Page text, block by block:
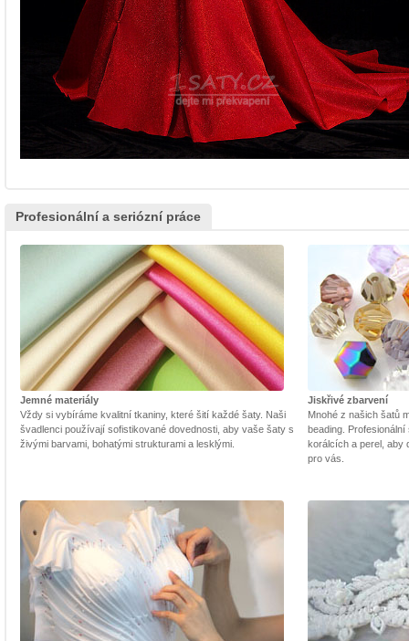
Profesionální a seriózní práce
Jemné materiály
Vždy si vybíráme kvalitní tkaniny, které šití každé šaty. Naši
švadlenci používají sofistikované dovednosti, aby vaše šaty s
živými barvami, bohatými strukturami a lesklými.
Jiskřivé zbarvení
Mnohé z našich šatů
beading.
korálcích a perel, aby
pro vás.